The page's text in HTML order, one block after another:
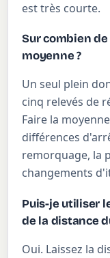
est très courte.
Sur combien
moyenne ?
Un seul plein
cinq relevés de
Faire la
différences
remorquage, la
changements
Puis-je utiliser
de la distance
Oui. Laissez la